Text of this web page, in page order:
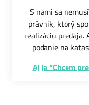
S nami sa
právnik, ktorý
realizáciu
podanie na
Aj ja “Chcem